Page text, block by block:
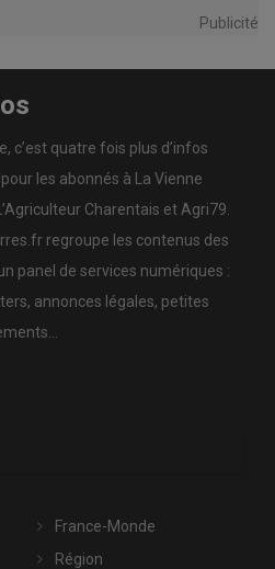
Publicité
c’est quatre fois plus d’infos
les abonnés à La Vienne
Charentais et Agri79.
regroupe les contenus des
panel de services numériques :
annonces légales, petites
France-Monde
Région